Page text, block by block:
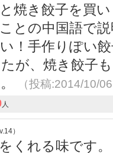
焼き餃子を買
との中国語で
！手作りぽい
が、焼き餃子
（投稿:2014/10/
人
）
くれる味です